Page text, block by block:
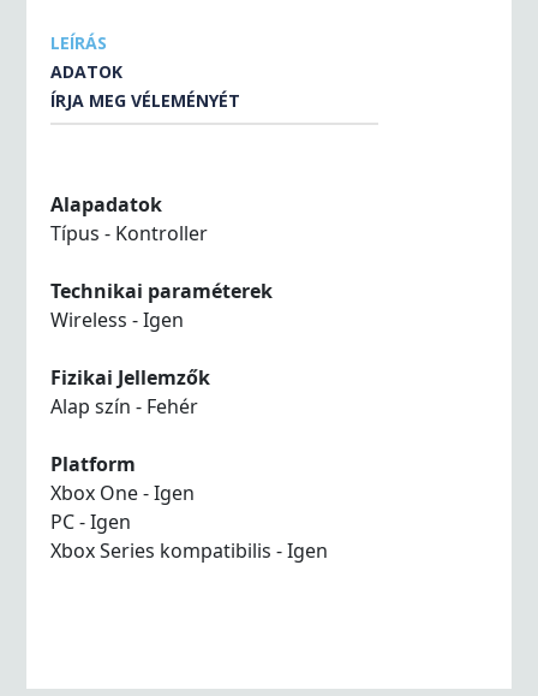
LEÍRÁS
ADATOK
ÍRJA MEG VÉLEMÉNYÉT
Alapadatok
Típus - Kontroller
Technikai paraméterek
Wireless - Igen
Fizikai Jellemzők
Alap szín - Fehér
Platform
Xbox One - Igen
PC - Igen
Xbox Series kompatibilis - Igen